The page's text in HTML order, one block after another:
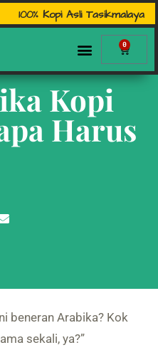
100% Kopi Asli Tasikmalaya
0
Kopi
Harus
beneran Arabika? Kok
sekali, ya?”